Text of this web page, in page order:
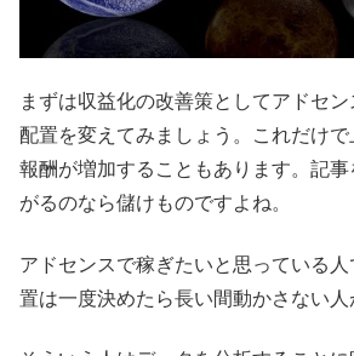
まずは収益化の改善策としてアドセン
配置を変えてみましょう。これだけ
報酬が増加することもあります。記
がるのなら儲けものですよね。
アドセンスで稼ぎたいと思っている
置は一度決めたら長い間動かさない人